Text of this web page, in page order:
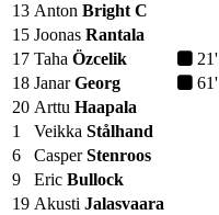
13 Anton Bright C
15 Joonas Rantala
17 Taha Özcelik
21'
18 JanarGeorg 61'
20 Arttu Haapala
1
Veikka Stålhand
6
CasperStenroos
9
Eric Bullock
19 Akusti Jalasvaara